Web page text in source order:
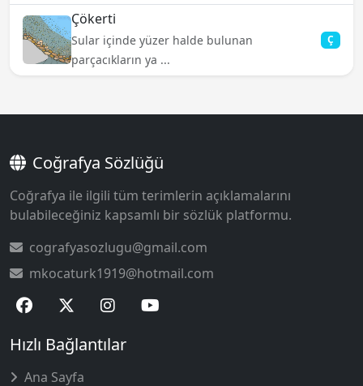
Çökerti
Sular içinde yüzer halde bulunan
parçacıkların ya ...
Ç
Coğrafya Sözlüğü
Coğrafya ile ilgili tüm terimlerin açıklamalarını
bulabileceğiniz kapsamlı bir sözlük platformu.
cografyasozlugu@gmail.com
mkocaturk1919@hotmail.com
Hızlı Bağlantılar
Ana Sayfa